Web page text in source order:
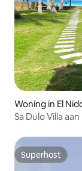
Woning in El
Sa Dulo Villa
Superhost
Superhost